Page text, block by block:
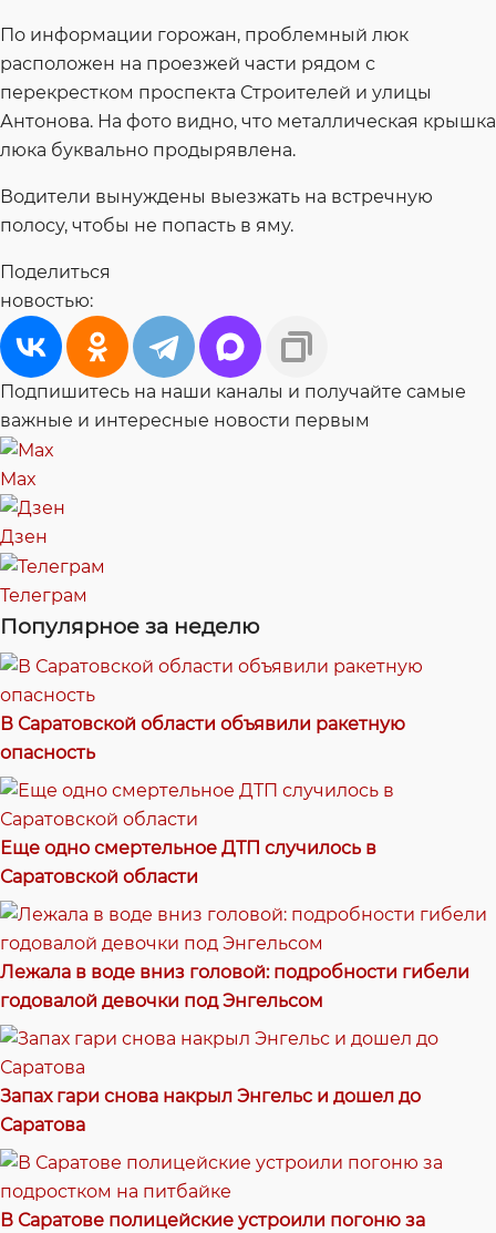
По информации горожан, проблемный люк
расположен на проезжей части рядом с
перекрестком проспекта Строителей и улицы
Антонова. На фото видно, что металлическая крышка
люка буквально продырявлена.
Водители вынуждены выезжать на встречную
полосу, чтобы не попасть в яму.
Поделиться
новостью:
Подпишитесь на наши каналы и получайте самые
важные и интересные новости первым
Max
Дзен
Телеграм
Популярное за неделю
В Саратовской области объявили ракетную
опасность
Еще одно смертельное ДТП случилось в
Саратовской области
Лежала в воде вниз головой: подробности гибели
годовалой девочки под Энгельсом
Запах гари снова накрыл Энгельс и дошел до
Саратова
В Саратове полицейские устроили погоню за